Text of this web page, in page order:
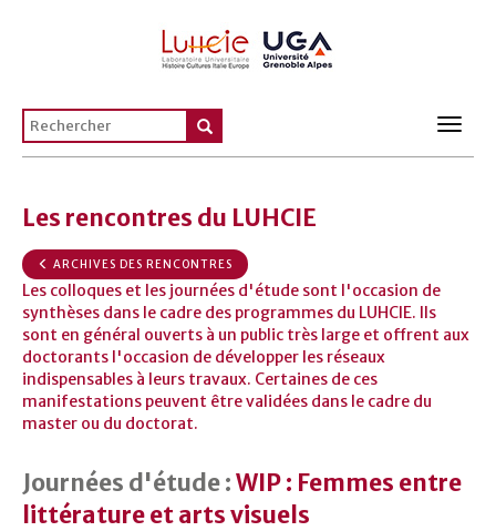
Les rencontres du LUHCIE
ARCHIVES DES RENCONTRES
Les colloques et les journées d'étude sont l'occasion de
synthèses dans le cadre des programmes du LUHCIE. Ils
sont en général ouverts à un public très large et offrent aux
doctorants l'occasion de développer les réseaux
indispensables à leurs travaux. Certaines de ces
manifestations peuvent être validées dans le cadre du
master ou du doctorat.
Journées d'étude :WIP : Femmes entre
littérature et arts visuels